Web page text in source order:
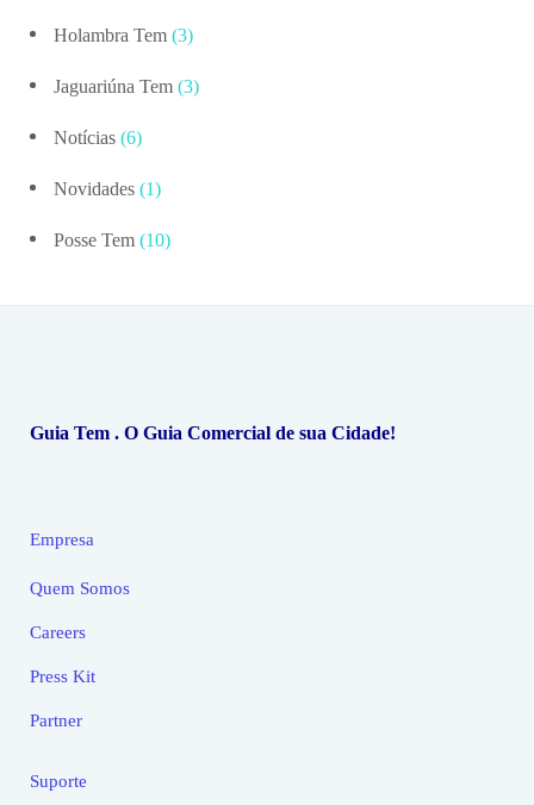
Holambra Tem (3)
Jaguariúna Tem (3)
Notícias (6)
Novidades (1)
Posse Tem (10)
Guia Tem . O Guia Comercial de sua Cidade!
Empresa
Quem Somos
Careers
Press Kit
Partner
Suporte